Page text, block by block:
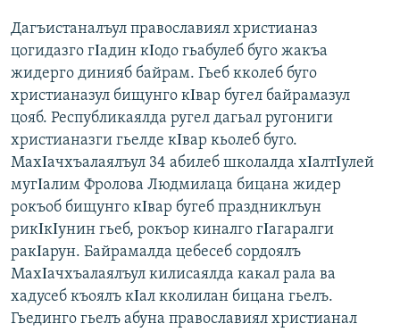
Дагъистаналъул православиял христианаз
цогидазго гΙадин кΙодо гьабулеб буго жакъа
жидерго динияб байрам. Гьеб кколеб буго
христианазул бищунго кΙвар бугел байрамазул
цояб. Республикаялда ругел дагьал ругониги
христианазги гьелде кΙвар кьолеб буго.
МахΙачхъалаялъул 34 абилеб школалда хΙалтΙулей
мугΙалим Фролова Людмилаца бицана жидер
рокъоб бищунго кΙвар бугеб праздниклъун
рикΙкΙунин гьеб, рокъор киналго гΙагаралги
ракΙарун. Байрамалда цебесеб сордоялъ
МахΙачхъалаялъул килисаялда какал рала ва
хадусеб къоялъ кΙал кколилан бицана гьелъ.
Гьединго гьелъ абуна православиял христианал